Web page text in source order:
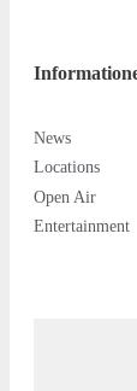
News
Locations
Open Air
Entertainment